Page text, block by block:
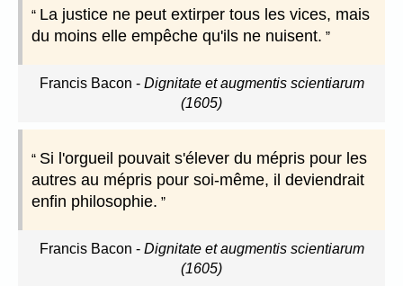
La justice ne peut extirper tous les vices, mais
du moins elle empêche qu'ils ne nuisent.
Francis Bacon - Dignitate et augmentis scientiarum
(1605)
Si l'orgueil pouvait s'élever du mépris pour les
autres au mépris pour soi-même, il deviendrait
enfin philosophie.
Francis Bacon - Dignitate et augmentis scientiarum
(1605)